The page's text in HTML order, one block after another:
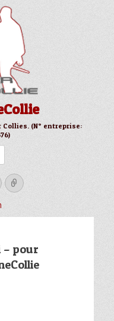
(N° entreprise:
Site Link
– pour